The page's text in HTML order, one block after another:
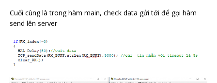
Cuối cùng là trong hàm main, check data gửi tới để gọi hàm
send lên server